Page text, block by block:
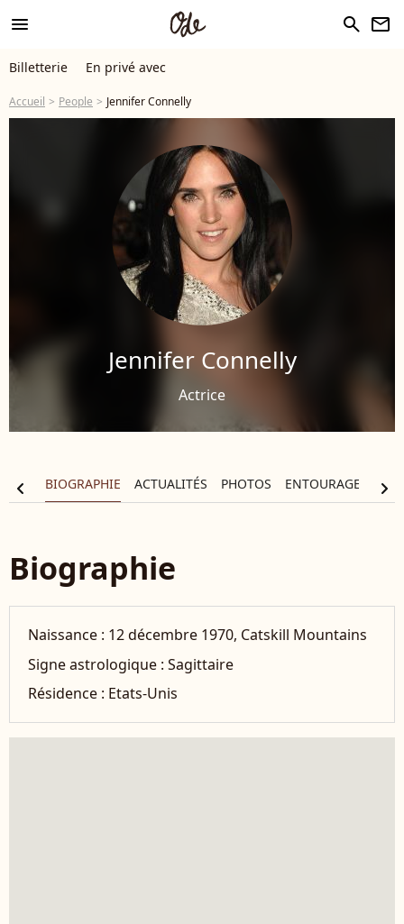
menu search newsletter
Billetterie En privé avec
Accueil People Jennifer Connelly
Jennifer Connelly
Actrice
BIOGRAPHIE ACTUALITÉS PHOTOS ENTOURAGE
chevron_left chevron_right
Biographie
Naissance : 12 décembre 1970, Catskill Mountains
Signe astrologique :Sagittaire
Résidence : Etats-Unis